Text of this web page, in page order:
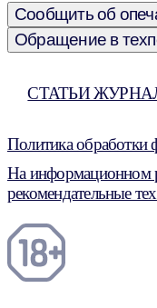
Сообщить об
Обращение в
СТАТЬИ
Политика обработки
На информационном
рекомендательные